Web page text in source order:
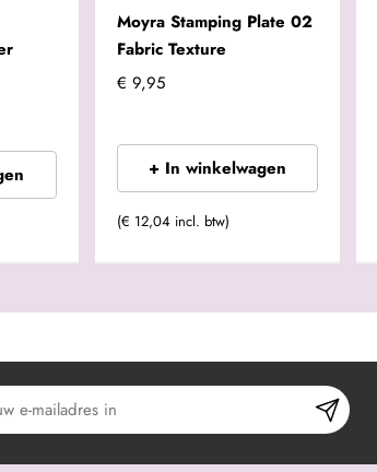
Moyra Stamping Plate 02
Fabric Texture
€ 9,95
+ In winkelwagen
(€ 12,04 incl. btw)